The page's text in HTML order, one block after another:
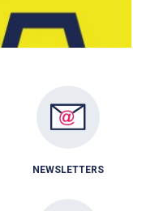
NEWSLETTERS